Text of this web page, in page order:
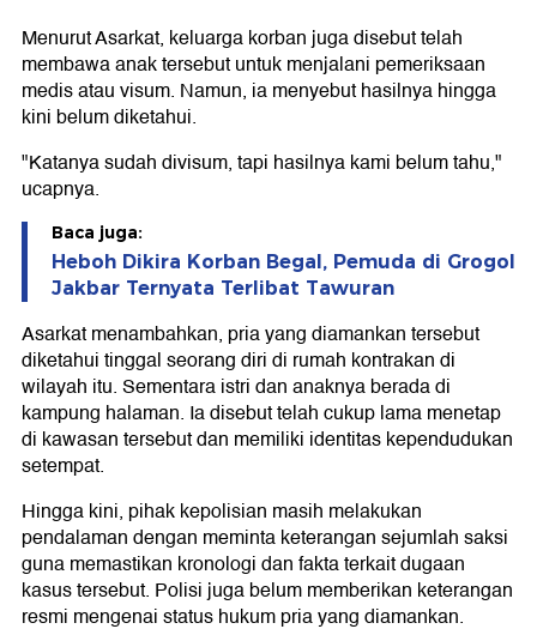
Menurut Asarkat, keluarga korban juga disebut telah
membawa anak tersebut untuk menjalani pemeriksaan
medis atau visum. Namun, ia menyebut hasilnya hingga
kini belum diketahui.
"Katanya sudah divisum, tapi hasilnya kami belum tahu,"
ucapnya.
Baca juga:
Heboh Dikira Korban Begal, Pemuda di Grogol
Jakbar Ternyata Terlibat Tawuran
Asarkat menambahkan, pria yang diamankan tersebut
diketahui tinggal seorang diri di rumah kontrakan di
wilayah itu. Sementara istri dan anaknya berada di
kampung halaman. Ia disebut telah cukup lama menetap
di kawasan tersebut dan memiliki identitas kependudukan
setempat.
Hingga kini, pihak kepolisian masih melakukan
pendalaman dengan meminta keterangan sejumlah saksi
guna memastikan kronologi dan fakta terkait dugaan
kasus tersebut. Polisi juga belum memberikan keterangan
resmi mengenai status hukum pria yang diamankan.